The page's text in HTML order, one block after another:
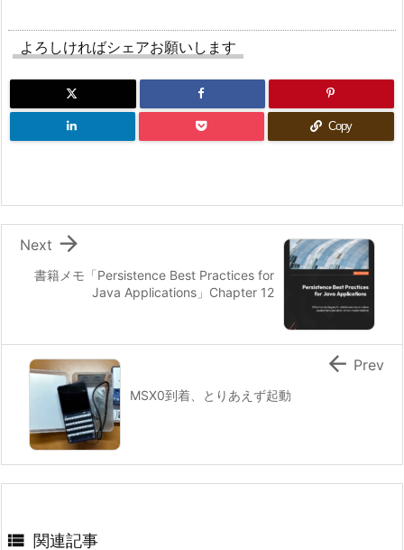
よろしければシェアお願いします
Copy
書籍メモ「Persistence Best Practices for
Java Applications」Chapter 12

Next
MSX0到着、とりあえず起動
 Prev
 関連記事